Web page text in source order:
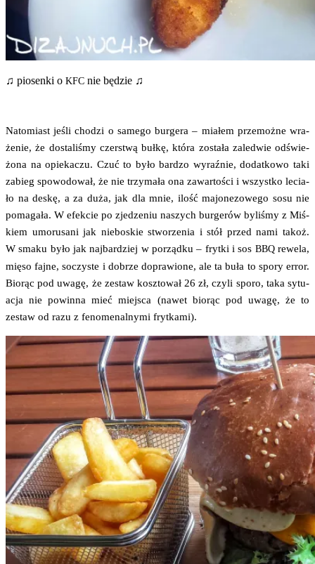
♫ pio­sen­ki o KFC nie będzie ♫
Nato­miast jeśli cho­dzi o same­go bur­ge­ra – mia­łem prze­moż­ne wra­
że­nie, że dosta­li­śmy czer­stwą buł­kę, któ­ra zosta­ła zale­d­wie odświe­
żo­na na opie­ka­czu. Czuć to było bar­dzo wyraź­nie, dodat­ko­wo taki
zabieg spo­wo­do­wał, że nie trzy­ma­ła ona zawar­to­ści i wszyst­ko lecia­
ło na deskę, a za duża, jak dla mnie, ilość majo­ne­zo­we­go sosu nie
poma­ga­ła. W efek­cie po zje­dze­niu naszych bur­ge­rów byli­śmy z Miś­
kiem umo­ru­sa­ni jak nie­bo­skie stwo­rze­nia i stół przed nami takoż.
W sma­ku było jak naj­bar­dziej w porząd­ku – fryt­ki i sos BBQrewe­la,
mię­so faj­ne, soczy­ste i dobrze dopra­wio­ne, ale ta buła to spo­ry error.
Bio­rąc pod uwa­gę, że zestaw kosz­to­wał 26 zł, czy­li spo­ro, taka sytu­
acja nie powin­na mieć miej­sca (nawet bio­rąc pod uwa­gę, że to
zestaw od razu z feno­me­nal­ny­mi frytkami).